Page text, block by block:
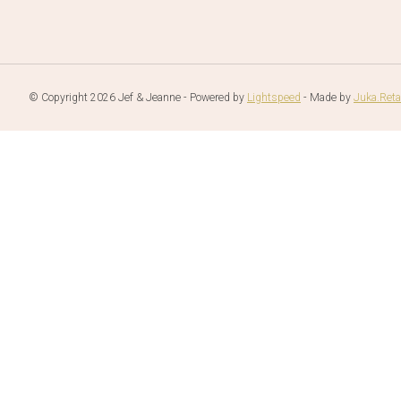
© Copyright 2026 Jef & Jeanne - Powered by Lightspeed - Made by